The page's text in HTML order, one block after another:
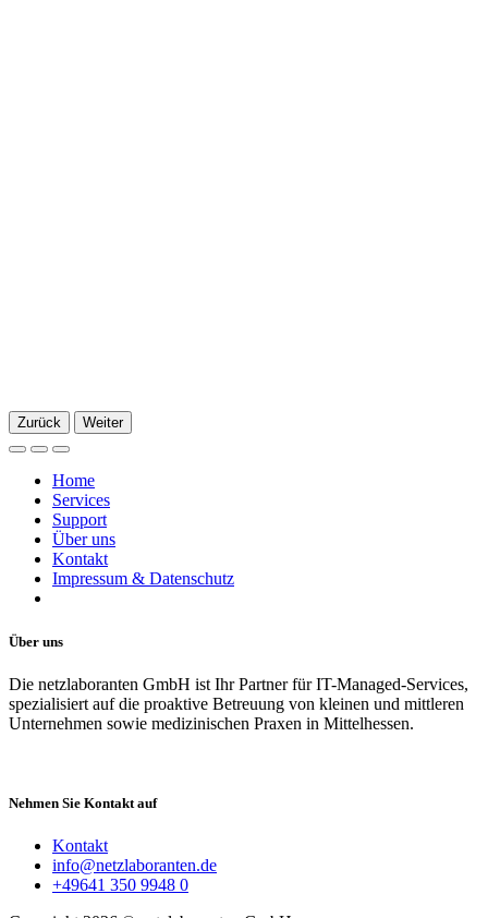
Zurück Weiter
Home
Services
Support
Über uns
Kontakt
Impressum & Datenschutz
Über uns
Die netzlaboranten GmbH ist Ihr Partner für IT-Managed-Services,
spezialisiert auf die proaktive Betreuung von kleinen und mittleren
Unternehmen sowie medizinischen Praxen in Mittelhessen.
Nehmen Sie Kontakt auf
Kontakt
info@netzlaboranten.de
+49641 350 9948 0